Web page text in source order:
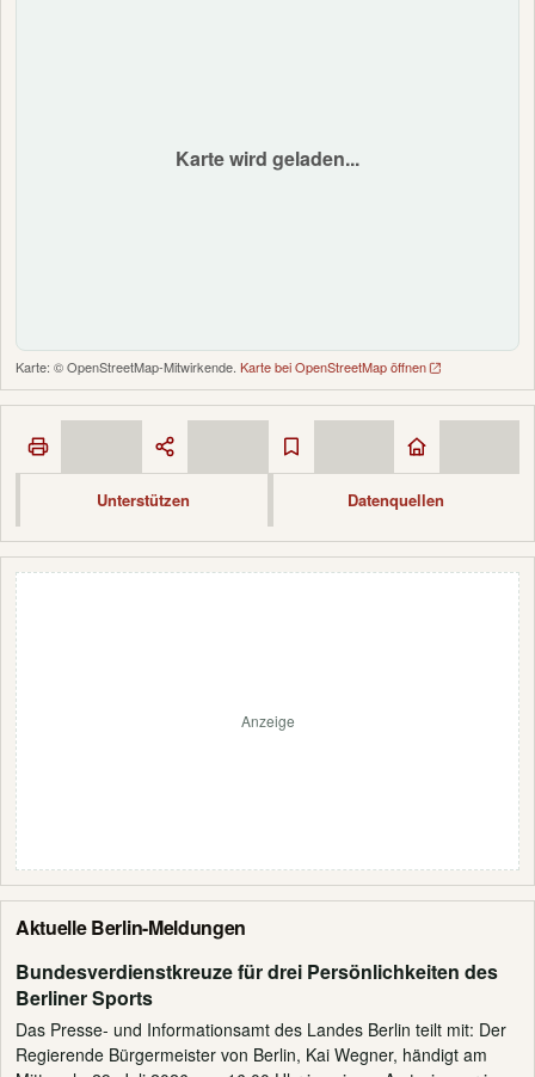
Karte wird geladen...
Karte: © OpenStreetMap-Mitwirkende. Karte bei OpenStreetMap öffnen
Unterstützen Datenquellen
Anzeige
Aktuelle Berlin-Meldungen
Bundesverdienstkreuze für drei Persönlichkeiten des
Berliner Sports
Das Presse- und Informationsamt des Landes Berlin teilt mit: Der
Regierende Bürgermeister von Berlin, Kai Wegner, händigt am